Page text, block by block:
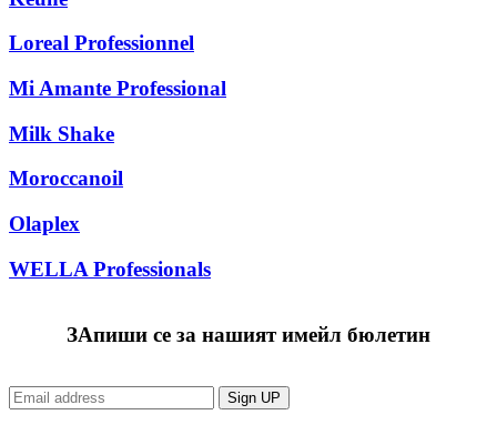
Loreal Рrofessionnel
Mi Amante Professional
Milk Shake
Moroccanoil
Olaplex
WELLA Professionals
ЗАпиши се за нашият имейл бюлетин